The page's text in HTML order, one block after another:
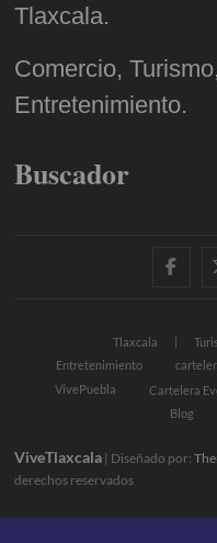
Tlaxcala.
Comercio,
Entretenimiento.
Buscador
Tlaxcala
Entretenimiento
VivePuebla
Cartelera
Blog
ViveTlaxcala | Diseñado por:
derechos reservados